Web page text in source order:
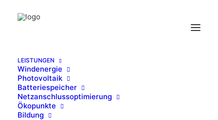
LEISTUNGEN
Windenergie
Photovoltaik
Batteriespeicher
Netzanschlussoptimierung
Ökopunkte
Bildung
Home Bürgerwind Fuchstal